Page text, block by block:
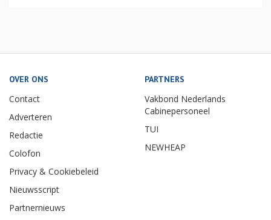
OVER ONS
Contact
Adverteren
Redactie
Colofon
Privacy & Cookiebeleid
Nieuwsscript
Partnernieuws
PARTNERS
Vakbond Nederlands
Cabinepersoneel
TUI
NEWHEAP